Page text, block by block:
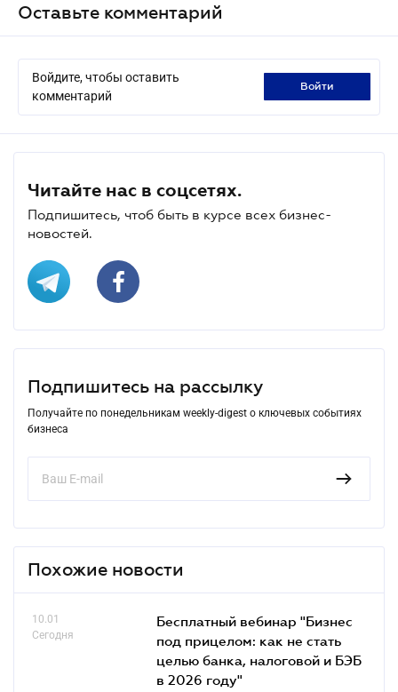
Оставьте комментарий
Войдите, чтобы оставить
комментарий
войти
Читайте нас в соцсетях.
Подпишитесь, чтоб быть в курсе всех бизнес-
новостей.
Подпишитесь на рассылку
Получайте по понедельникам weekly-digest о ключевых событиях
бизнеса
Похожие новости
10.01
Сегодня
Бесплатный вебинар "Бизнес
под прицелом: как не стать
целью банка, налоговой и БЭБ
в 2026 году"